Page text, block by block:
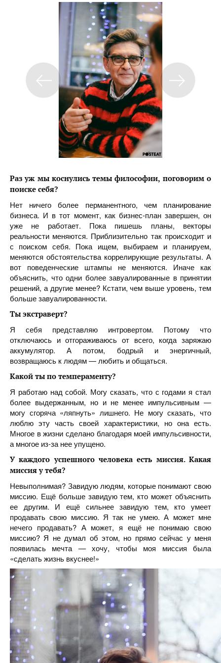
Раз уж мы коснулись темы философии, поговорим о
поиске себя?
Нет ничего более перманентного, чем планирование
бизнеса. И в тот момент, как бизнес-план завершен, он
уже не работает. Пока пишешь планы, векторы
реальности меняются. Приблизительно так происходит и
с поиском себя. Пока ищем, выбираем и планируем,
меняются обстоятельства коррелирующие результаты. А
вот поведенческие штампы не меняются. Иначе как
объяснить, что одни более завуалированные в принятии
решений, а другие менее? Кстати, чем выше уровень, тем
больше завуалированности.
Ты экстраверт?
Я себя представляю интровертом. Потому что
отключаюсь и отгораживаюсь от всего, когда заряжаю
аккумулятор. А потом, бодрый и энергичный,
возвращаюсь к людям — любить и общаться.
Какой ты по темпераменту?
Я работаю над собой. Могу сказать, что с годами я стал
более выдержанным, но и не менее импульсивным —
могу сгоряча «ляпнуть» лишнего. Не могу сказать, что
люблю эту часть своей характеристики, но она есть.
Многое в жизни сделано благодаря моей импульсивности,
а многое из-за нее упущено.
У каждого успешного человека есть миссия. Какая
миссия у тебя?
Невыполнимая? Завидую людям, которые понимают свою
миссию. Ещё больше завидую тем, кто может объяснить
ее другим. И ещё сильнее завидую тем, кто умеет
продавать свою миссию. Я так не умею. А может мне
нечего продавать? А может, я ещё не понимаю свою
миссию? Я не думал об этом, но прямо сейчас у меня
появилась мечта — хочу, чтобы моя миссия была
«сделать жизнь вкуснее!»